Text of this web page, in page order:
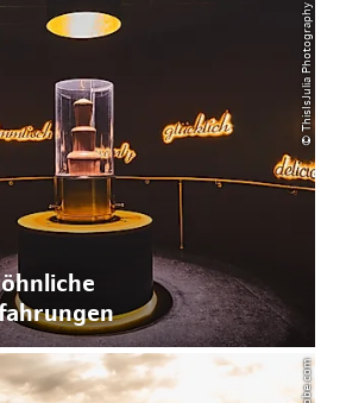
© ThisIsJulia Photography